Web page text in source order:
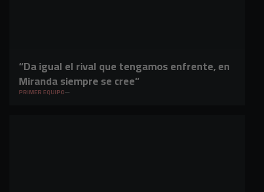
“Da igual el rival que tengamos enfrente, en
Miranda siempre se cree”
PRIMER EQUIPO